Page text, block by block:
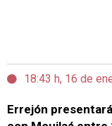
18:43 h, 16 de
Errejón